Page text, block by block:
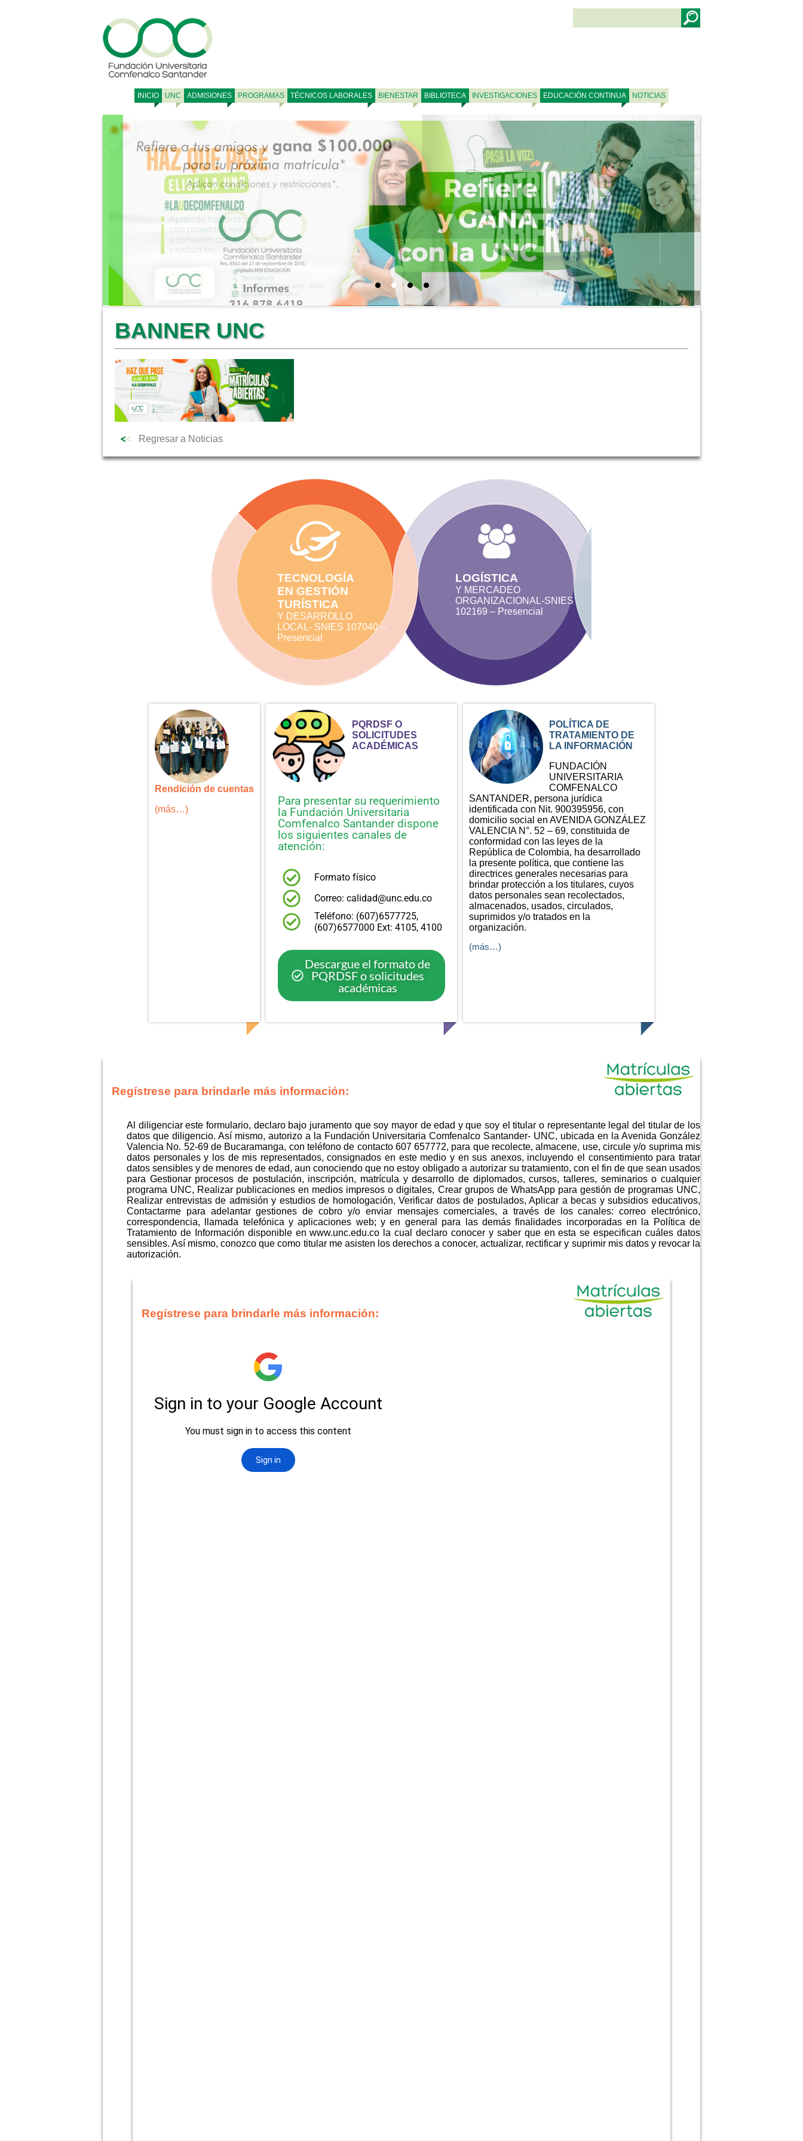
INICIO UNC ADMISIONES PROGRAMAS TÉCNICOS LABORALES BIENESTAR BIBLIOTECA INVESTIGACIONES EDUCACIÓN CONTINUA NOTICIAS
BANNER UNC
Regresar a Noticias
TECNOLOGÍA
EN GESTIÓN
TURÍSTICA
Y DESARROLLO
LOCAL- SNIES 107040 –
Presencial
LOGÍSTICA
Y MERCADEO
ORGANIZACIONAL-SNIES
102169 – Presencial
Rendición de cuentas
(más…)
PQRDSF O
SOLICITUDES
ACADÉMICAS
Para presentar su requerimiento
la Fundación Universitaria
Comfenalco Santander dispone
los siguientes canales de
atención:
Formato físico
Correo: calidad@unc.edu.co
Teléfono: (607)6577725,
(607)6577000 Ext: 4105, 4100
Descargue el formato de
PQRDSF o solicitudes
académicas
POLÍTICA DE
TRATAMIENTO DE
LA INFORMACIÓN
FUNDACIÓN
UNIVERSITARIA
COMFENALCO
SANTANDER, persona jurídica
identificada con Nit. 900395956, con
domicilio social en AVENIDA GONZÁLEZ
VALENCIA N°. 52 – 69, constituida de
conformidad con las leyes de la
República de Colombia, ha desarrollado
la presente política, que contiene las
directrices generales necesarias para
brindar protección a los titulares, cuyos
datos personales sean recolectados,
almacenados, usados, circulados,
suprimidos y/o tratados en la
organización.
(más…)
Regístrese para brindarle más información:
Al diligenciar este formulario, declaro bajo juramento que soy mayor de edad y que soy el titular o representante legal del titular de los
datos que diligencio. Así mismo, autorizo a la Fundación Universitaria Comfenalco Santander- UNC, ubicada en la Avenida González
Valencia No. 52-69 de Bucaramanga, con teléfono de contacto 607 657772, para que recolecte, almacene, use, circule y/o suprima mis
datos personales y los de mis representados, consignados en este medio y en sus anexos, incluyendo el consentimiento para tratar
datos sensibles y de menores de edad, aun conociendo que no estoy obligado a autorizar su tratamiento, con el fin de que sean usados
para Gestionar procesos de postulación, inscripción, matrícula y desarrollo de diplomados, cursos, talleres, seminarios o cualquier
programa UNC, Realizar publicaciones en medios impresos o digitales, Crear grupos de WhatsApp para gestión de programas UNC,
Realizar entrevistas de admisión y estudios de homologación, Verificar datos de postulados, Aplicar a becas y subsidios educativos,
Contactarme para adelantar gestiones de cobro y/o enviar mensajes comerciales, a través de los canales: correo electrónico,
correspondencia, llamada telefónica y aplicaciones web; y en general para las demás finalidades incorporadas en la Política de
Tratamiento de Información disponible en www.unc.edu.co la cual declaro conocer y saber que en esta se especifican cuáles datos
sensibles. Así mismo, conozco que como titular me asisten los derechos a conocer, actualizar, rectificar y suprimir mis datos y revocar la
autorización.
Regístrese para brindarle más información: